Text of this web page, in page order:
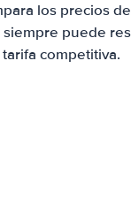
los precios
puede
tarifa competitiva.